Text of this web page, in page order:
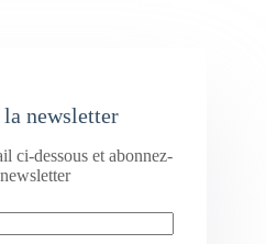
newsletter
ci-dessous et abonnez-